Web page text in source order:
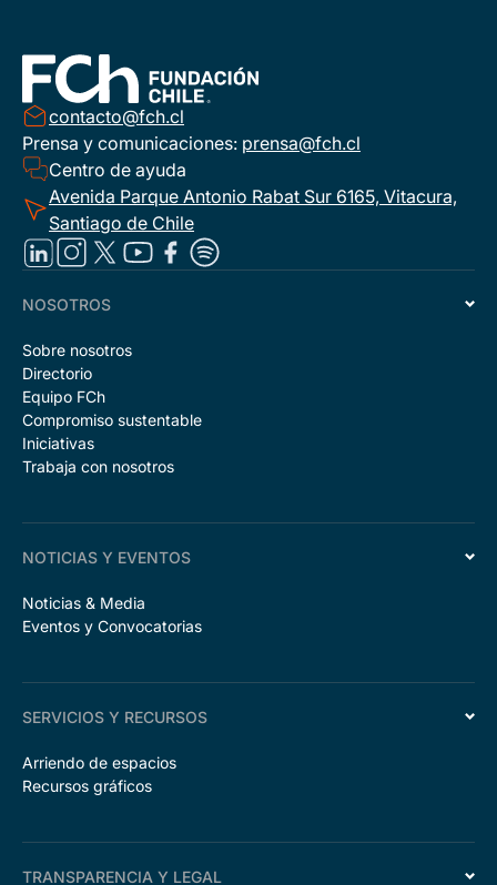
contacto@fch.cl
Prensa y comunicaciones: prensa@fch.cl
Centro de ayuda
Avenida Parque Antonio Rabat Sur 6165, Vitacura,
Santiago de Chile
NOSOTROS
Sobre nosotros
Directorio
Equipo FCh
Compromiso sustentable
Iniciativas
Trabaja con nosotros
NOTICIAS Y EVENTOS
Noticias & Media
Eventos y Convocatorias
SERVICIOS Y RECURSOS
Arriendo de espacios
Recursos gráficos
TRANSPARENCIA Y LEGAL